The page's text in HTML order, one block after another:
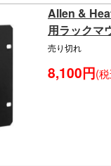
Allen &
用ラックマ
売り切れ
8,100円(